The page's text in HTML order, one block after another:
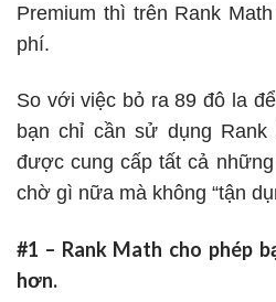
Premium thì trên Rank
phí.
So với việc bỏ ra 89 đô la
bạn chỉ cần sử dụng
được cung cấp tất cả
chờ gì nữa mà không “tận
#1 – Rank Math cho phép
hơn.